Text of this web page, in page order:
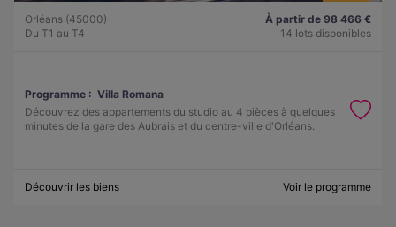
Orléans (45000)
Du T1 au T4
À partir de 98 466 €
14 lots disponibles
Programme : Villa Romana
Découvrez des appartements du studio au 4 pièces à quelques
minutes de la gare des Aubrais et du centre-ville d'Orléans.
Découvrir les biens Voir le programme